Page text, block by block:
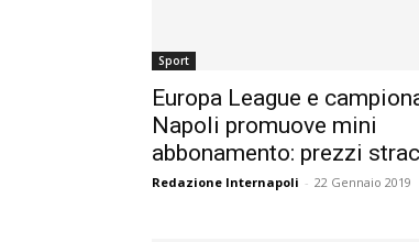
Sport
Europa League e
Napoli promuove mini
abbonamento: prezzi
Redazione Internapoli - 22 Gennaio 2019